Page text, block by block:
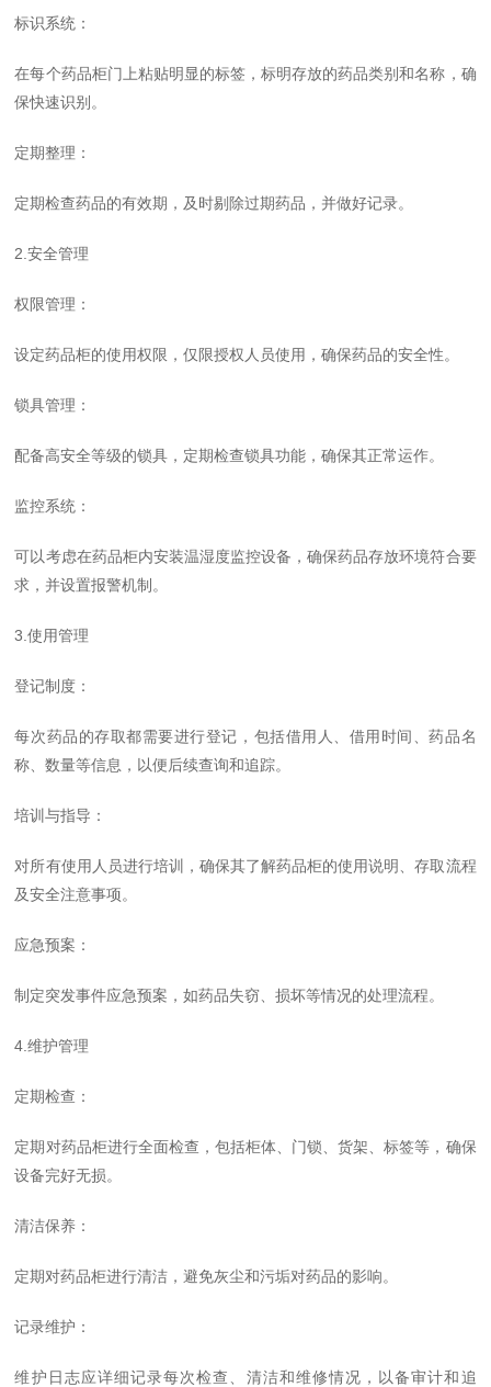
标识系统：
在每个药品柜门上粘贴明显的标签，标明存放的药品类别和名称，确
保快速识别。
定期整理：
定期检查药品的有效期，及时剔除过期药品，并做好记录。
2.安全管理
权限管理：
设定药品柜的使用权限，仅限授权人员使用，确保药品的安全性。
锁具管理：
配备高安全等级的锁具，定期检查锁具功能，确保其正常运作。
监控系统：
可以考虑在药品柜内安装温湿度监控设备，确保药品存放环境符合要
求，并设置报警机制。
3.使用管理
登记制度：
每次药品的存取都需要进行登记，包括借用人、借用时间、药品名
称、数量等信息，以便后续查询和追踪。
培训与指导：
对所有使用人员进行培训，确保其了解药品柜的使用说明、存取流程
及安全注意事项。
应急预案：
制定突发事件应急预案，如药品失窃、损坏等情况的处理流程。
4.维护管理
定期检查：
定期对药品柜进行全面检查，包括柜体、门锁、货架、标签等，确保
设备完好无损。
清洁保养：
定期对药品柜进行清洁，避免灰尘和污垢对药品的影响。
记录维护：
维护日志应详细记录每次检查、清洁和维修情况，以备审计和追